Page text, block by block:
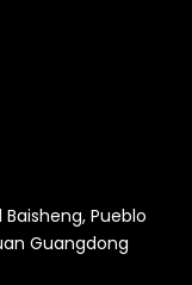
Pueblo
Guangdong